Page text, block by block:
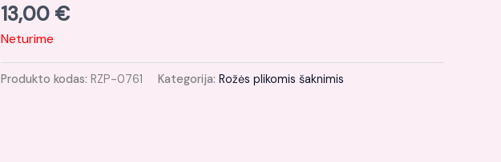
13,00 €
Neturime
Produkto kodas: RZP-0761 Kategorija: Rožės plikomis šaknimis